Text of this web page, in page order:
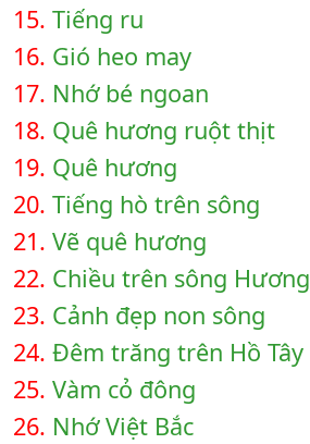
15. Tiếng ru
16. Gió heo may
17. Nhớ bé ngoan
18. Quê hương ruột thịt
19. Quê hương
20. Tiếng hò trên sông
21. Vẽ quê hương
22. Chiều trên sông Hương
23. Cảnh đẹp non sông
24. Đêm trăng trên Hồ Tây
25. Vàm cỏ đông
26. Nhớ Việt Bắc